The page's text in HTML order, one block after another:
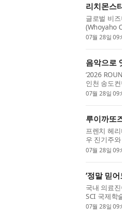
리치몬스
글로벌 비
(Whoyaho
후루의 달인
07월 28일
음악으로
‘2026
인천 송도
외교부와 아
07월 28일
루이까또
프렌치 헤
우 진기주
2026 F/W
07월 28일
‘정말 믿
국내 의료
SCI 국제학
(SCHWIND)
07월 28일